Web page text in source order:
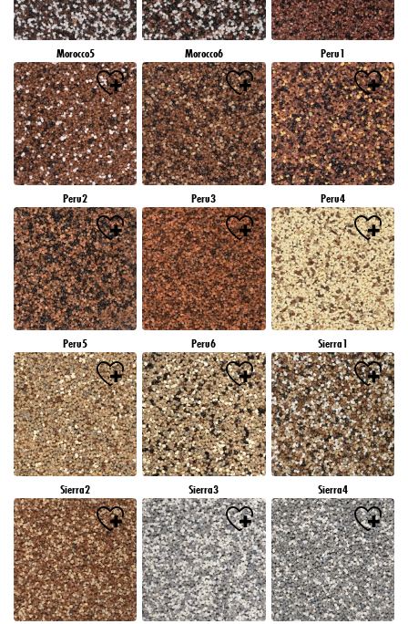
Morocco5 Morocco6 Peru1
Peru2 Peru3 Peru4
Peru5 Peru6 Sierra1
Sierra2 Sierra3 Sierra4